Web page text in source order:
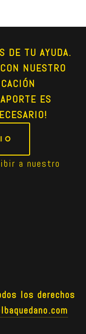
DE TU AYUDA.
NUESTRO
ES
los derechos